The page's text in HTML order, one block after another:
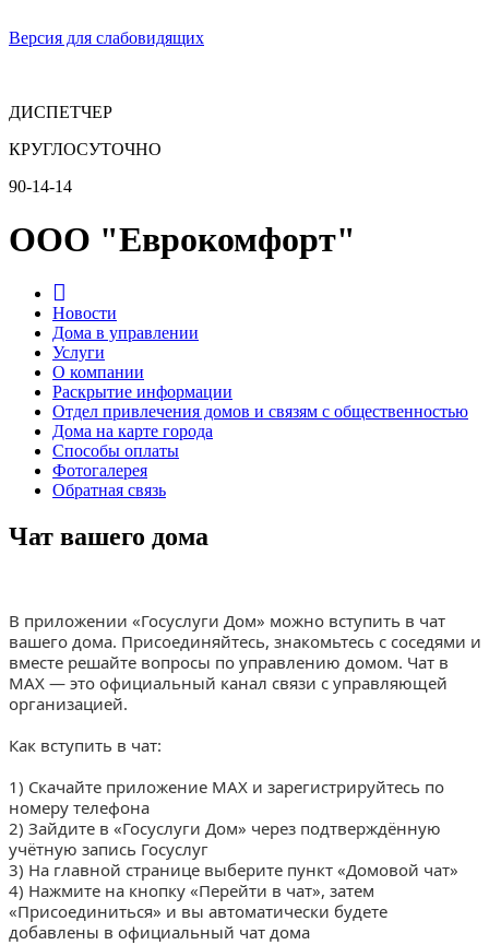
Версия для слабовидящих
ДИСПЕТЧЕР
КРУГЛОСУТОЧНО
90-14-14
ООО "Еврокомфорт"
Новости
Дома в управлении
Услуги
О компании
Раскрытие информации
Отдел привлечения домов и связям с общественностью
Дома на карте города
Способы оплаты
Фотогалерея
Обратная связь
Чат вашего дома
В приложении «Госуслуги Дом» можно вступить в чат
вашего дома. Присоединяйтесь, знакомьтесь с соседями и
вместе решайте вопросы по управлению домом. Чат в
MAX — это официальный канал связи с управляющей
организацией.
Как вступить в чат:
1) Скачайте приложение MAX и зарегистрируйтесь по
номеру телефона
2) Зайдите в «Госуслуги Дом» через подтверждённую
учётную запись Госуслуг
3) На главной странице выберите пункт «Домовой чат»
4) Нажмите на кнопку «Перейти в чат», затем
«Присоединиться» и вы автоматически будете
добавлены в официальный чат дома